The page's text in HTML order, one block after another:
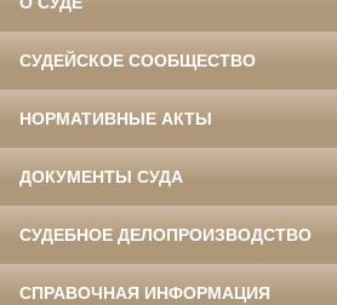
СУДЕЙСКОЕ СООБЩЕСТВО
НОРМАТИВНЫЕ АКТЫ
ДОКУМЕНТЫ СУДА
СУДЕБНОЕ ДЕЛОПРОИЗВОДСТВО
СПРАВОЧНАЯ ИНФОРМАЦИЯ